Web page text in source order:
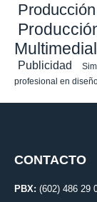
Multimedial
Publicidad
profesional en
CONTACTO
PBX: (602) 486 29